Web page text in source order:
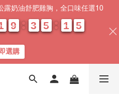
露奶油舒肥雞胸，全口味任選10
9
9
9
9 3
3
3
3 5
5
5
5 1
1
1
1 0
0
4
4
4
4
選購